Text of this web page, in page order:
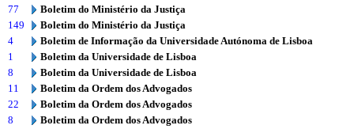
77
Boletim do Ministério da Justiça
149
Boletim do Ministério da Justiça
4
Boletim de Informação da Universidade Autónoma de Lisboa
1
Boletim da Universidade de Lisboa
8
Boletim da Universidade de Lisboa
11
Boletim da Ordem dos Advogados
22
Boletim da Ordem dos Advogados
8
Boletim da Ordem dos Advogados